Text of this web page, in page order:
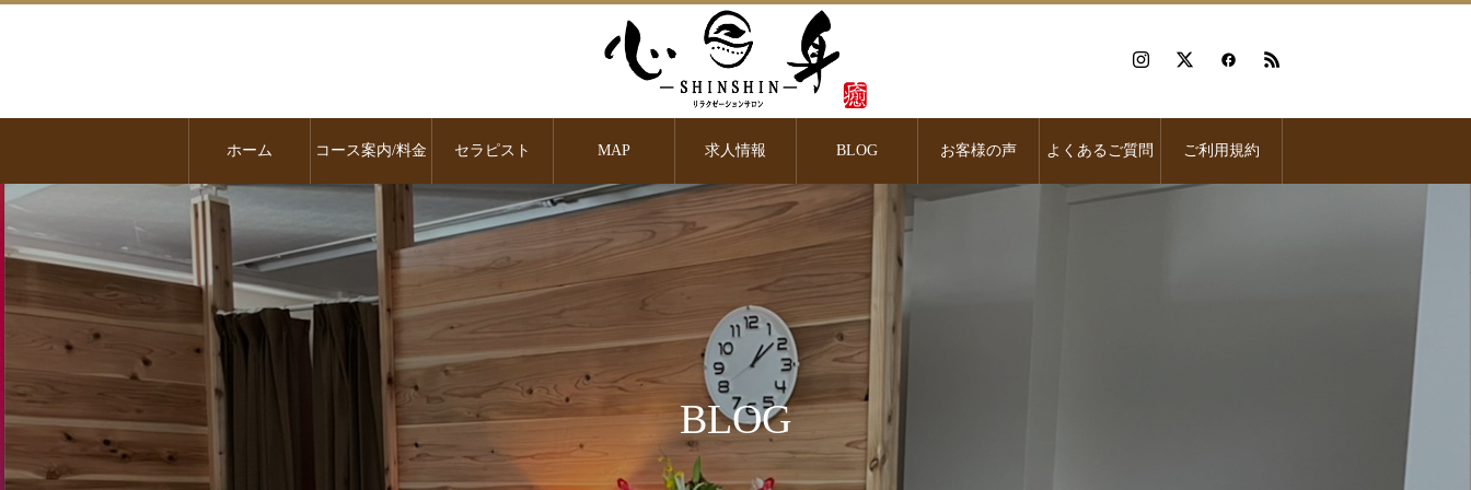
ホーム コース案内/料金 セラピスト MAP 求人情報 BLOG お客様の声 よくあるご質問 ご利用規約
BLOG